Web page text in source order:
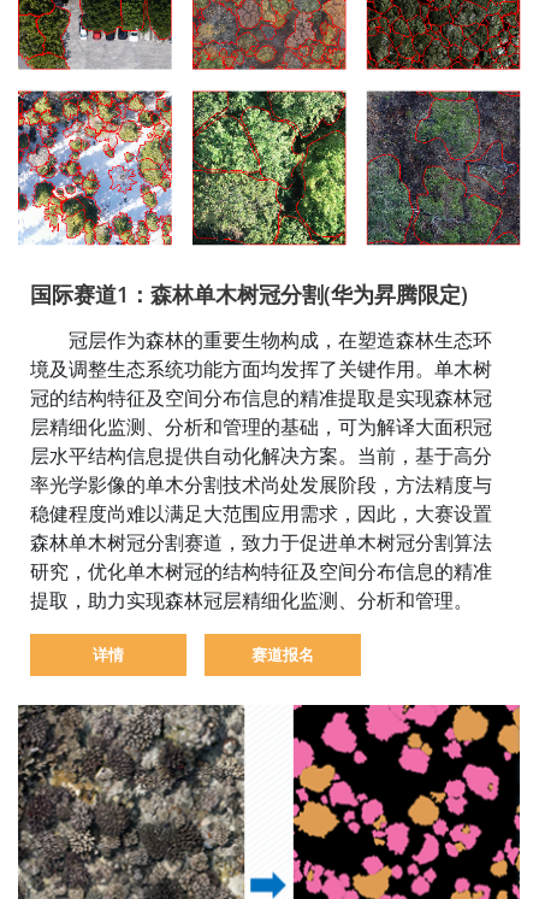
国际赛道1：森林单木树冠分割(华为昇腾限定)
冠层作为森林的重要生物构成，在塑造森林生态环
境及调整生态系统功能方面均发挥了关键作用。单木树
冠的结构特征及空间分布信息的精准提取是实现森林冠
层精细化监测、分析和管理的基础，可为解译大面积冠
层水平结构信息提供自动化解决方案。当前，基于高分
率光学影像的单木分割技术尚处发展阶段，方法精度与
稳健程度尚难以满足大范围应用需求，因此，大赛设置
森林单木树冠分割赛道，致力于促进单木树冠分割算法
研究，优化单木树冠的结构特征及空间分布信息的精准
提取，助力实现森林冠层精细化监测、分析和管理。
详情 赛道报名